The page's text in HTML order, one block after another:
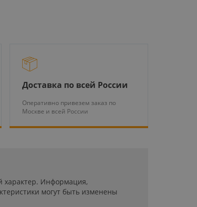
Доставка по всей России
Оперативно привезем заказ по
Москве и всей России
характер. Информация,
могут быть изменены